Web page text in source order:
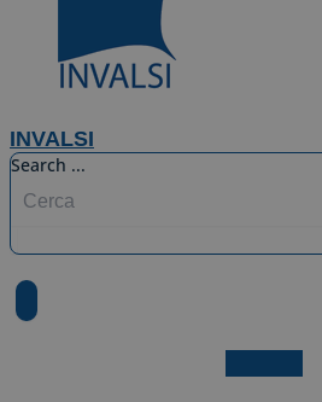
INVALSI
Search ...